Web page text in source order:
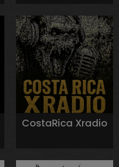
CostaRica Xradio